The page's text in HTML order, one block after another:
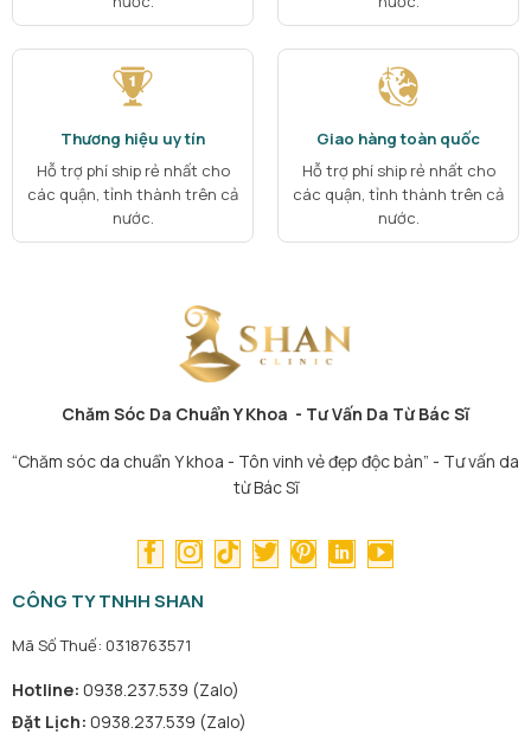
Thương hiệu uy tín
Hỗ trợ phí ship rẻ nhất cho
các quận, tỉnh thành trên cả
nước.
Giao hàng toàn quốc
Hỗ trợ phí ship rẻ nhất cho
các quận, tỉnh thành trên cả
nước.
Chăm Sóc Da Chuẩn Y Khoa - Tư Vấn Da Từ Bác Sĩ
“Chăm sóc da chuẩn Y khoa - Tôn vinh vẻ đẹp độc bản” - Tư vấn da
từ Bác Sĩ
CÔNG TY TNHH SHAN
Mã Số Thuế: 0318763571
Hotline: 0938.237.539 (Zalo)
Đặt Lịch: 0938.237.539 (Zalo)